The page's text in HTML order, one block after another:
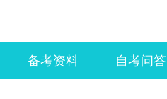
备考资料 自考问答